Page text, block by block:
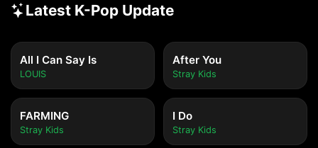
Latest K-Pop Update
All I Can Say Is
LOUIS
After You
Stray Kids
FARMING
Stray Kids
I Do
Stray Kids